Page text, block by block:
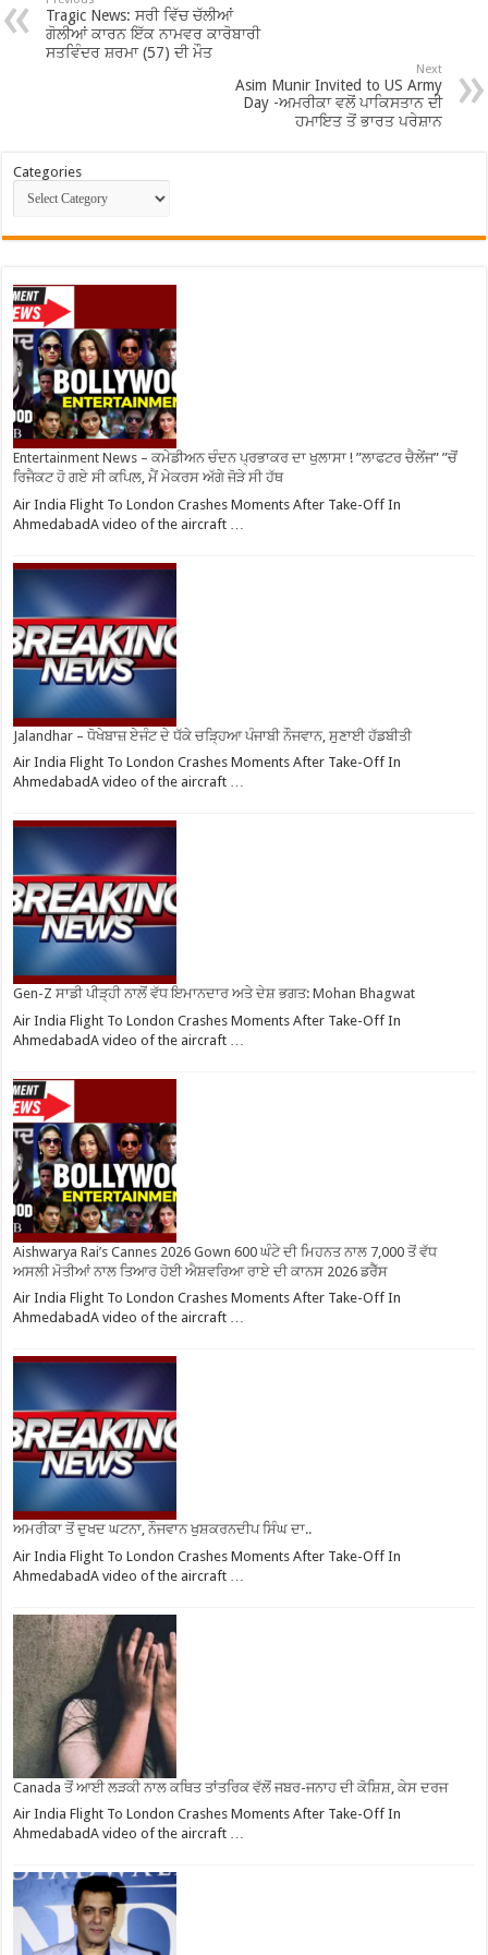
Tragic News: ਸਰੀ ਵਿੱਚ ਚੱਲੀਆਂ
ਗੋਲੀਆਂ ਕਾਰਨ ਇੱਕ ਨਾਮਵਰ ਕਾਰੋਬਾਰੀ
ਸਤਵਿੰਦਰ ਸ਼ਰਮਾ (57) ਦੀ ਮੌਤ
Next
Asim Munir Invited to US Army
Day -ਅਮਰੀਕਾ ਵਲੋਂ ਪਾਕਿਸਤਾਨ ਦੀ
ਹਮਾਇਤ ਤੋਂ ਭਾਰਤ ਪਰੇਸ਼ਾਨ
Categories
Entertainment News – ਕਮੇਡੀਅਨ ਚੰਦਨ ਪ੍ਰਭਾਕਰ ਦਾ ਖੁਲਾਸਾ ! ”ਲਾਫਟਰ ਚੈਲੇਂਜ” ”ਚੋਂ
ਰਿਜੈਕਟ ਹੋ ਗਏ ਸੀ ਕਪਿਲ, ਮੈਂ ਮੇਕਰਸ ਅੱਗੇ ਜੋੜੇ ਸੀ ਹੱਥ
Air India Flight To London Crashes Moments After Take-Off In
AhmedabadA video of the aircraft …
Jalandhar – ਧੋਖੇਬਾਜ਼ ਏਜੰਟ ਦੇ ਧੱਕੇ ਚੜ੍ਹਿਆ ਪੰਜਾਬੀ ਨੌਜਵਾਨ, ਸੁਣਾਈ ਹੱਡਬੀਤੀ
Air India Flight To London Crashes Moments After Take-Off In
AhmedabadA video of the aircraft …
Gen-Z ਸਾਡੀ ਪੀੜ੍ਹੀ ਨਾਲੋਂ ਵੱਧ ਇਮਾਨਦਾਰ ਅਤੇ ਦੇਸ਼ ਭਗਤ: Mohan Bhagwat
Air India Flight To London Crashes Moments After Take-Off In
AhmedabadA video of the aircraft …
Aishwarya Rai’s Cannes 2026 Gown 600 ਘੰਟੇ ਦੀ ਮਿਹਨਤ ਨਾਲ 7,000 ਤੋਂ ਵੱਧ
ਅਸਲੀ ਮੋਤੀਆਂ ਨਾਲ ਤਿਆਰ ਹੋਈ ਐਸ਼ਵਰਿਆ ਰਾਏ ਦੀ ਕਾਨਸ 2026 ਡਰੈੱਸ
Air India Flight To London Crashes Moments After Take-Off In
AhmedabadA video of the aircraft …
ਅਮਰੀਕਾ ਤੋਂ ਦੁਖਦ ਘਟਨਾ, ਨੌਜਵਾਨ ਖੁਸ਼ਕਰਨਦੀਪ ਸਿੰਘ ਦਾ..
Air India Flight To London Crashes Moments After Take-Off In
AhmedabadA video of the aircraft …
Canada ਤੋਂ ਆਈ ਲੜਕੀ ਨਾਲ ਕਥਿਤ ਤਾਂਤਰਿਕ ਵੱਲੋਂ ਜਬਰ-ਜਨਾਹ ਦੀ ਕੋਸ਼ਿਸ਼, ਕੇਸ ਦਰਜ
Air India Flight To London Crashes Moments After Take-Off In
AhmedabadA video of the aircraft …